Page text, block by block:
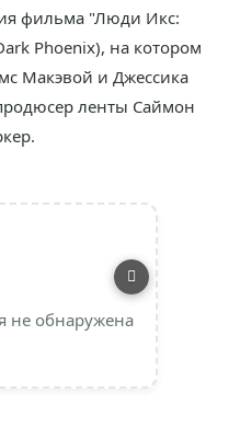
фильма "Люди Икс:
Phoenix), на котором
Макэвой и Джессика
ленты Саймон
не обнаружена